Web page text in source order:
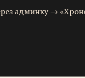
админку →